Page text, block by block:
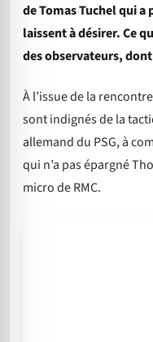
de Tomas Tuchel qui a
laissent à désirer. Ce
des observateurs,
À l’issue de la
sont indignés de la
allemand du PSG, à
qui n’a pas épargné
micro de RMC.